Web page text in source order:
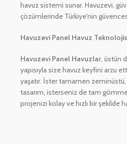
havuz sistemi sunar. Havuzevi,
çözümlerinde Türkiye'nin
Havuzevi Panel Havuz
Havuzevi Panel Havuzlar, üstün
yapısıyla size havuz keyfini arzu
yaşatır. İster tamamen
tasarım, isterseniz de tam
projenizi kolay ve hızlı bir şekilde